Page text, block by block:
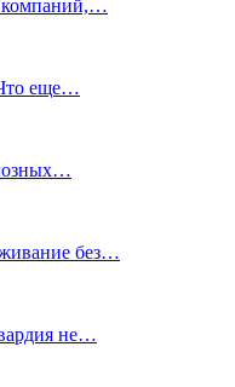
компаний,…
еще…
без…
не…